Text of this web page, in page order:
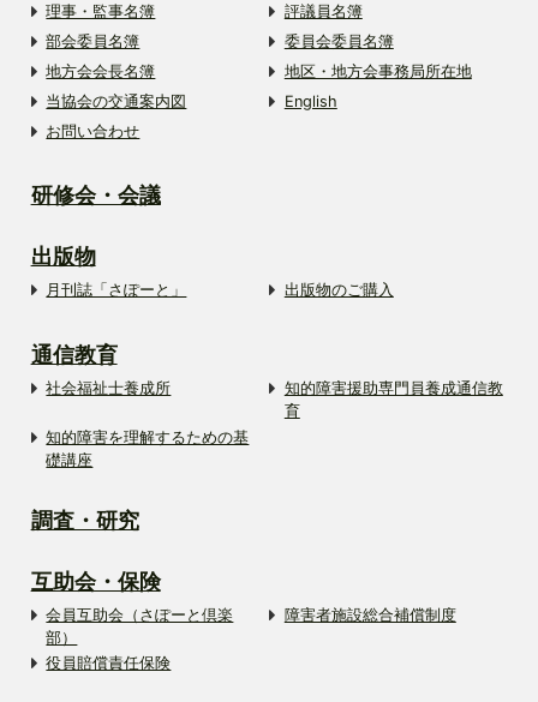
理事・監事名簿
評議員名簿
部会委員名簿
委員会委員名簿
地方会会長名簿
地区・地方会事務局所在地
当協会の交通案内図
English
お問い合わせ
研修会・会議
出版物
月刊誌「さぽーと」 出版物のご購入
通信教育
社会福祉士養成所
知的障害援助専門員養成通信教
育
知的障害を理解するための基
礎講座
調査・研究
互助会・保険
会員互助会（さぽーと倶楽
部）
障害者施設総合補償制度
役員賠償責任保険